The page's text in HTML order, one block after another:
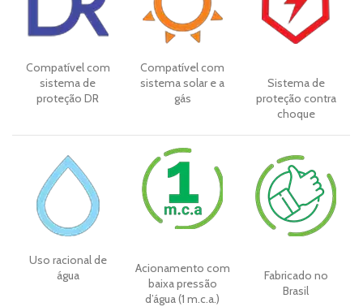
Compatível com
sistema de
proteção DR
Compatível com
sistema solar e a
gás
Sistema de
proteção contra
choque
Uso racional de
água
Acionamento com
baixa pressão
d’água (1 m.c.a.)
Fabricado no
Brasil